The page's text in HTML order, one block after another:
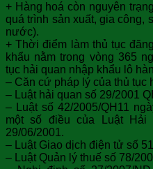
+ Hàng hoá còn nguyên
quá trình sản xuất, gia công,
nước).
+ Thời điểm làm thủ tục
khẩu nằm trong vòng 365
tục hải quan nhập khẩu lô
– Căn cứ pháp lý của thủ tục
– Luật hải quan số 29/2001
– Luật số 42/2005/QH11
một số điều của Luật Hải
29/06/2001.
– Luật Giao dịch điện tử số
– Luật Quản lý thuế số 78/